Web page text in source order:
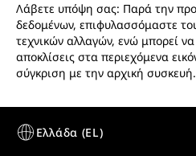
Πειστική
Ομάδα προϊόντος
GTIN
Οδηγίες
Λάβετε υπόψη σας: Παρά την
δεδομένων, επιφυλασσόμαστε
τεχνικών αλλαγών, ενώ μπορεί
αποκλίσεις στα περιεχόμενα
σύγκριση με την αρχική συσκευή.